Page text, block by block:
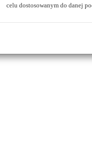
celu dostosowanym do danej